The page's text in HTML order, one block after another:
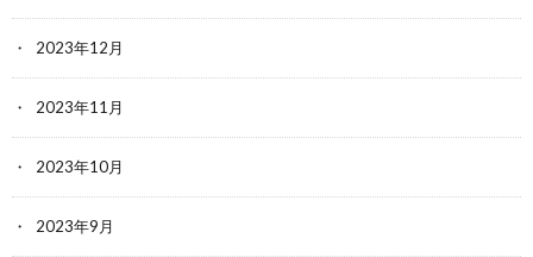
2023年12月
2023年11月
2023年10月
2023年9月